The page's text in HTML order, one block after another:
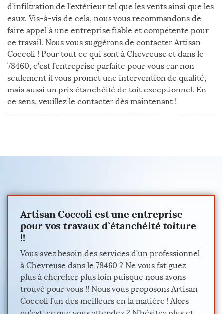
d’infiltration de l’extérieur tel que les vents ainsi que les
eaux. Vis-à-vis de cela, nous vous recommandons de
faire appel à une entreprise fiable et compétente pour
ce travail. Nous vous suggérons de contacter Artisan
Coccoli ! Pour tout ce qui sont à Chevreuse et dans le
78460, c’est l’entreprise parfaite pour vous car non
seulement il vous promet une intervention de qualité,
mais aussi un prix étanchéité de toit exceptionnel. En
ce sens, veuillez le contacter dès maintenant !
Artisan Coccoli est une entreprise
pour vos travaux d`étanchéité toiture
!!
Vous avez besoin des services d’un professionnel
à Chevreuse dans le 78460 ? Ne vous fatiguez
plus à chercher plus loin puisque nous avons
trouvé pour vous !! Nous vous proposons Artisan
Coccoli l’un des meilleurs en la matière ! Alors